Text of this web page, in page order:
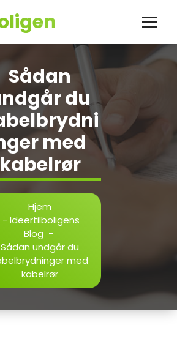
Sådan
du
med
kabelrør
Hjem
- Ideertilboligens
Blog -
Sådan undgår du
med
kabelrør